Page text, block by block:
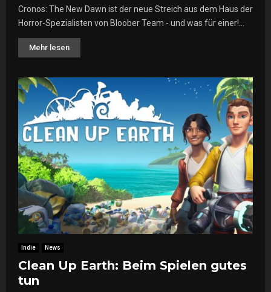
Cronos: The New Dawn ist der neue Streich aus dem Haus der
Horror-Spezialisten von Bloober Team - und was für einer!...
Mehr lesen
Indie News
Clean Up Earth: Beim Spielen gutes
tun